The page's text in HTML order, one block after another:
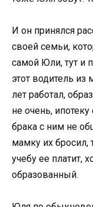
И он принялся
своей семьи,
самой Юли, тут и
этот водитель из
лет работал,
не очень,
брака с ним не
мамку их бросил,
учебу ее платит,
образованный.